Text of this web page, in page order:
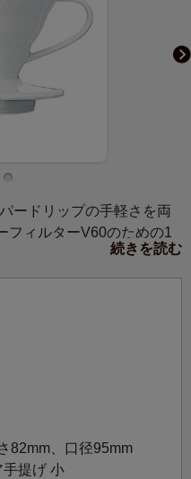
ードリップの手軽さを両
フィルターV60のための1
、スパイラルの空間が空気
らみを妨げず、粉の層が
く粉に触れることで豆の
また、大きなひとつ穴な
素早く注げばスッキリ
になります。
続きを読む
82mm、口径95mm
提げ 小